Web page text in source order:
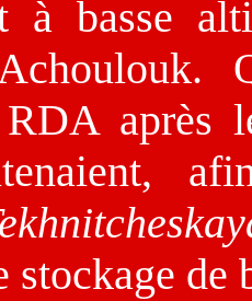
à basse
après
stockage de